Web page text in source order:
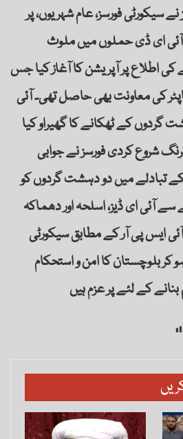
سیکورٹی فورسز، عام شہریوں، پر
8 شاہراہ پر آئی ای ڈی حملوں میں ملوث
اطلاع پر آپریشن کا آغاز کیا جس
کی معاونت بھی حاصل تھی۔ آئی
گردوں کے ٹھکانے کا گھیراو کیا
شروع کردی فورسز نے جوابی
کے تبادلے میں دو دہشت گردوں کو
سے آئی ای ڈیز، اسلحہ اور دھماکہ
آئی ایس پی آر کے مطابق سیکورٹی
کر بلوچستان کا امن و استحکام
کے لئے پر عزم ہیں